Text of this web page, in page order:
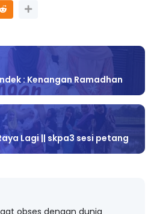
: Kenangan Ramadhan
Lagi || skpa3 sesi petang
obses dengan dunia